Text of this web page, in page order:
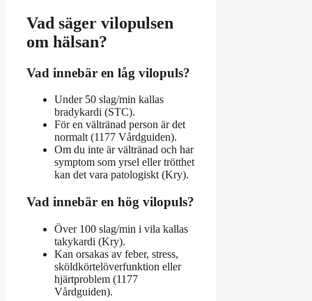
Vad säger vilopulsen
om hälsan?
Vad innebär en låg vilopuls?
Under 50 slag/min kallas
bradykardi (STC).
För en vältränad person är det
normalt (1177 Vårdguiden).
Om du inte är vältränad och har
symptom som yrsel eller trötthet
kan det vara patologiskt (Kry).
Vad innebär en hög vilopuls?
Över 100 slag/min i vila kallas
takykardi (Kry).
Kan orsakas av feber, stress,
sköldkörtelöverfunktion eller
hjärtproblem (1177
Vårdguiden).